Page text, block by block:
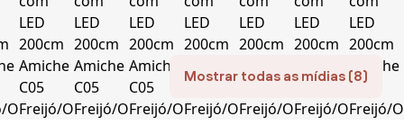
Mostrar todas as mídias (8)